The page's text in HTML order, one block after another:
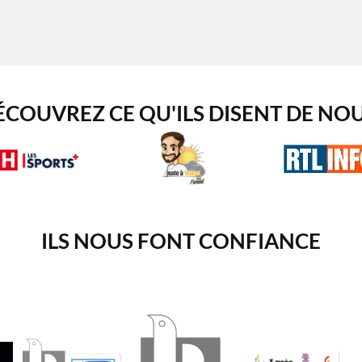
CE QU'ILS DISENT DE
ILS NOUS FONT CONFIANCE